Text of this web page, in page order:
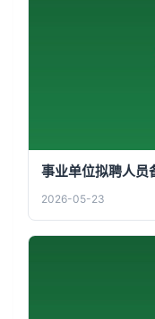
事业单位拟聘人员
2026-05-23